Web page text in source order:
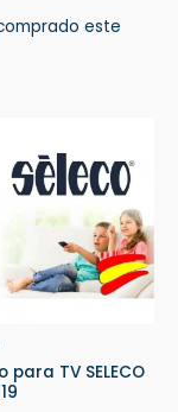
este
para TV SELECO